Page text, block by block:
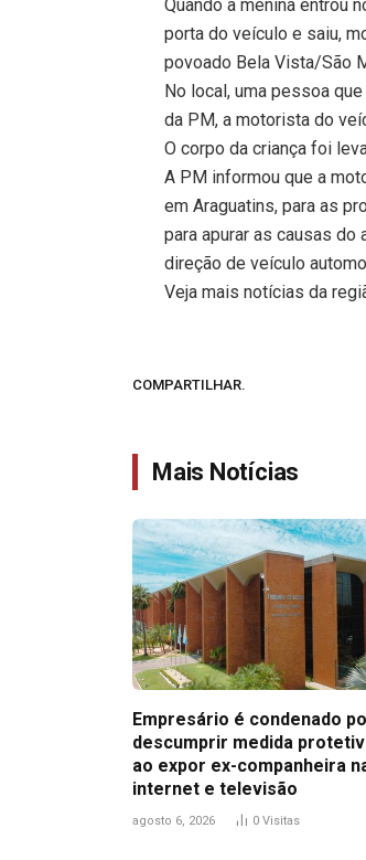
Quando a menina entrou
porta do veículo e saiu,
povoado Bela Vista/São
No local, uma pessoa
da PM, a motorista do
O corpo da criança foi
A PM informou que a
em Araguatins, para as
para apurar as causas
direção de veículo
Veja mais notícias da
COMPARTILHAR.
Mais Notícias
Empresário é condenado
descumprir medida
ao expor ex-companheira
internet e televisão
agosto 6, 2026 0 Visitas